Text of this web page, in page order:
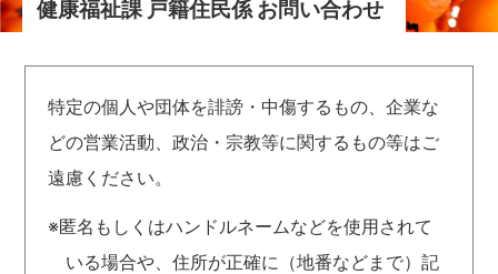
健康福祉課 戸籍住民係 お問い合わせ
特定の個人や団体を誹謗・中傷するもの、企業な
どの営業活動、政治・宗教等に関するもの等はご
遠慮ください。
※匿名もしくはハンドルネームなどを使用されて
いる場合や、住所が正確に（地番などまで）記